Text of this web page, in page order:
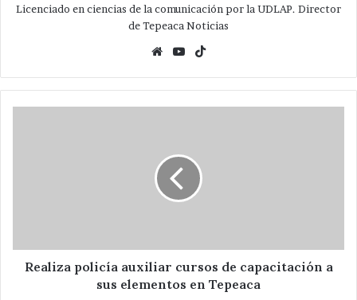
Licenciado en ciencias de la comunicación por la UDLAP. Director
de Tepeaca Noticias
WebsiteYouTube
elementos
Realiza policía auxiliar cursos de capacitación a
sus elementos en Tepeaca